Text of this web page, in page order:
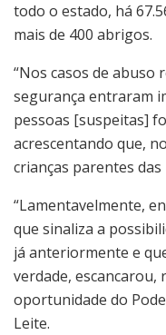
todo o estado, há
mais de 400 abrigos.
“Nos casos de abuso
segurança entraram
pessoas [suspeitas]
acrescentando que,
crianças parentes das
“Lamentavelmente,
que sinaliza a
já anteriormente e
verdade, escancarou,
oportunidade do
Leite.